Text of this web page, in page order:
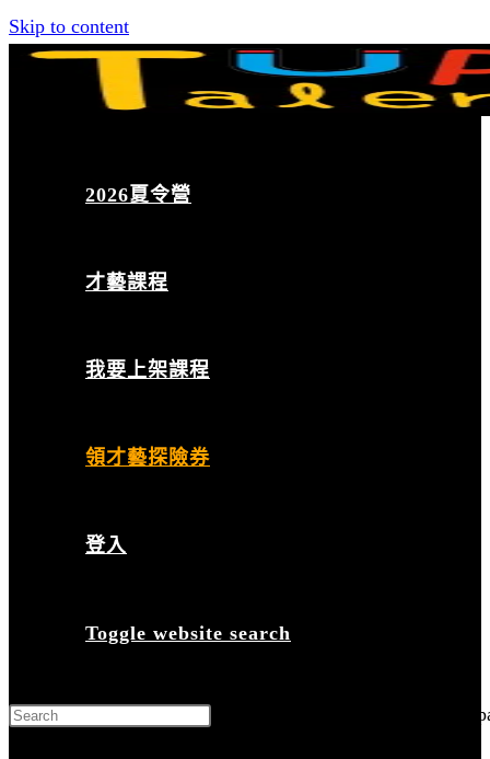
Skip to content
2026夏令營
才藝課程
我要上架課程
領才藝探險券
登入
Toggle website search
Press Escape to close the search